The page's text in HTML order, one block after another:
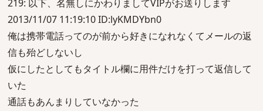
219: 以下、名無しにかわりましてVIPがお送りします
2013/11/07 11:19:10 ID:lyKMDYbn0
俺は携帯電話ってのが前から好きになれなくてメールの返
信も殆どしないし
仮にしたとしてもタイトル欄に用件だけを打って返信して
いた
通話もあんまりしていなかった